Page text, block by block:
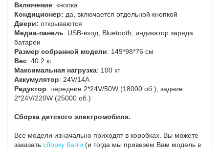
Включение: кнопка
Кондиционер: да, включается отдельной кнопкой
Двери: открываются
Медиа-панель: USB-вход, Bluetooth, индикатор заряда
батареи
Размер собранной модели: 149*98*76 см
Вес: 40.2 кг
Максимальная нагрузка: 100 кг
Аккумулятор: 24V/14А
Редуктор: передние 2*24V/50W (18000 об.), задние
2*24V/220W (25000 об.)
Сборка детского электромобиля.
Все модели изначально приходят в коробках. Вы можете
заказать сборку багги (и тогда мы привезем Вам модель в